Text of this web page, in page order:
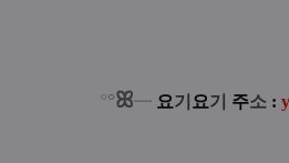
°°ꕤ┈ 요기 요기 주소 :